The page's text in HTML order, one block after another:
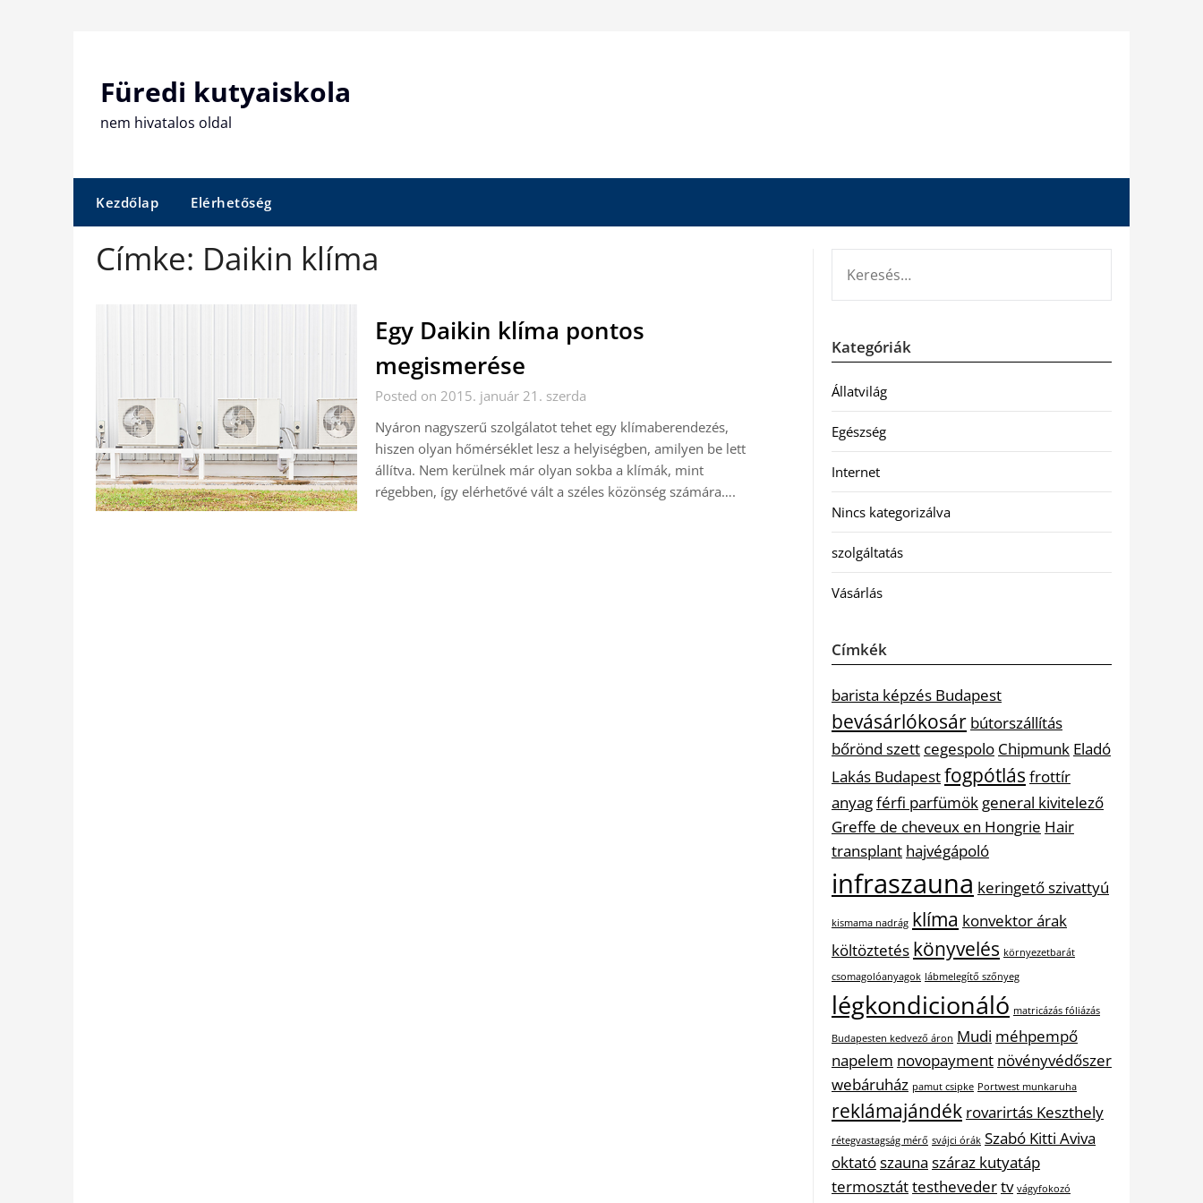
Füredi kutyaiskola
nem hivatalos oldal
Kezdőlap Elérhetőség
Címke: Daikin klíma
Egy Daikin klíma pontos
megismerése
Posted on 2015. január 21. szerda
Nyáron nagyszerű szolgálatot tehet egy klímaberendezés,
hiszen olyan hőmérséklet lesz a helyiségben, amilyen be lett
állítva. Nem kerülnek már olyan sokba a klímák, mint
régebben, így elérhetővé vált a széles közönség számára….
Kategóriák
Állatvilág
Egészség
Internet
Nincs kategorizálva
szolgáltatás
Vásárlás
Címkék
barista képzés Budapest
bevásárlókosár bútorszállítás
bőrönd szett cegespolo Chipmunk Eladó
Lakás Budapestfogpótlás frottír
anyagférfi parfümök general kivitelező
Greffe de cheveux en Hongrie Hair
transplant hajvégápoló
infraszauna keringető szivattyú
kismama nadrág klíma konvektor árak
költöztetés könyvelés környezetbarát
csomagolóanyagok lábmelegítő szőnyeg
légkondicionáló matricázás fóliázás
Budapesten kedvező áron Mudi méhpempő
napelem novopayment növényvédőszer
webáruház pamut csipke Portwest munkaruha
reklámajándék rovarirtás Keszthely
rétegvastagság mérő svájci órák Szabó Kitti Aviva
oktatószauna száraz kutyatáp
termosztáttesthevedertv vágyfokozó